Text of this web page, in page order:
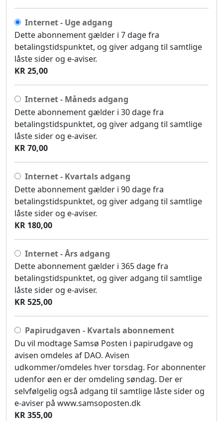
Internet - Uge adgang
Dette abonnement gælder i 7 dage fra
betalingstidspunktet, og giver adgang til samtlige
låste sider og e-aviser.
KR 25,00
Internet - Måneds adgang
Dette abonnement gælder i 30 dage fra
betalingstidspunktet, og giver adgang til samtlige
låste sider og e-aviser.
KR 70,00
Internet - Kvartals adgang
Dette abonnement gælder i 90 dage fra
betalingstidspunktet, og giver adgang til samtlige
låste sider og e-aviser.
KR 180,00
Internet - Års adgang
Dette abonnement gælder i 365 dage fra
betalingstidspunktet, og giver adgang til samtlige
låste sider og e-aviser.
KR 525,00
Papirudgaven - Kvartals abonnement
Du vil modtage Samsø Posten i papirudgave og
avisen omdeles af DAO. Avisen
udkommer/omdeles hver torsdag. For abonnenter
udenfor øen er der omdeling søndag. Der er
selvfølgelig også adgang til samtlige låste sider og
e-aviser på www.samsoposten.dk
KR 355,00